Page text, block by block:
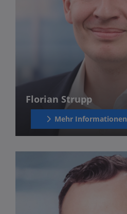
Florian Strupp
Mehr Informationen